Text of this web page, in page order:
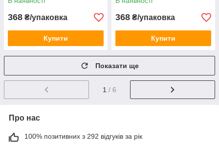
368 ₴/упаковка
Купити
368 ₴/упаковка
Купити
Показати ще
1 / 6
Про нас
100% позитивних з 292 відгуків за рік